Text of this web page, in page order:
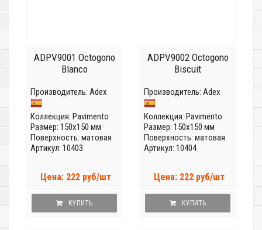
ADPV9001 Octogono
Blanco
Производитель: Adex
Коллекция: Pavimento
Размер: 150x150 мм
Поверхность: матовая
Артикул: 10403
Цена: 222 руб/шт
КУПИТЬ
ADPV9002 Octogono
Biscuit
Производитель: Adex
Коллекция: Pavimento
Размер: 150x150 мм
Поверхность: матовая
Артикул: 10404
Цена: 222 руб/шт
КУПИТЬ